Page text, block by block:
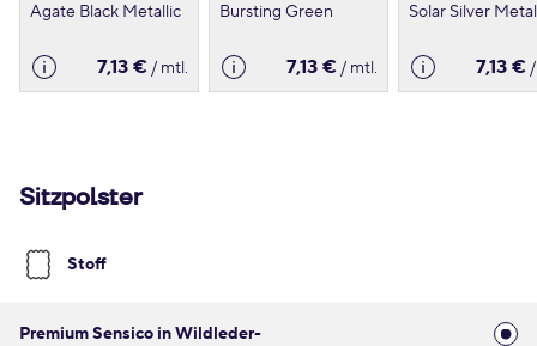
Agate Black Metallic
7,13 €/ mtl.
Bursting Green
7,13 €/ mtl.
Solar Silver
7,13 €
Sitzpolster
Stoff
Premium Sensico in Wildleder-